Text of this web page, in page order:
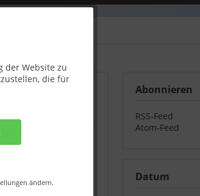
der Website zu
die für
ändern.
Abonnieren
RSS-Feed
Atom-Feed
Datum
Verknügen.